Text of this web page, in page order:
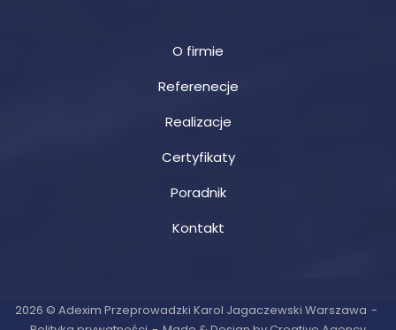
O firmie
Referenecje
Realizacje
Certyfikaty
Poradnik
Kontakt
2026 © Adexim Przeprowadzki Karol Jagaczewski Warszawa